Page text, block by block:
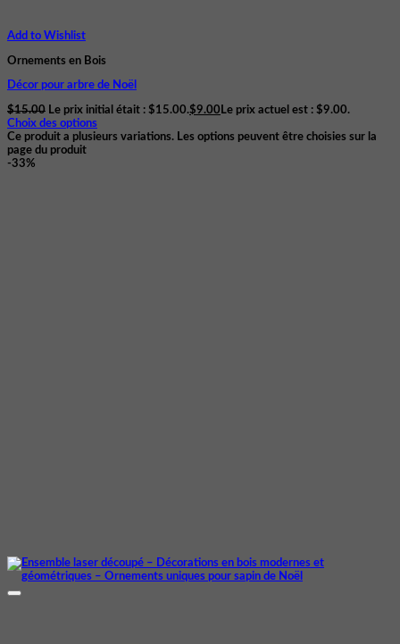
Add to Wishlist
Ornements en Bois
Décor pour arbre de Noël
$15.00 Le prix initial était : $15.00.$9.00 Le prix actuel est : $9.00.
Choix des options
Ce produit a plusieurs variations. Les options peuvent être choisies sur la
page du produit
-33%